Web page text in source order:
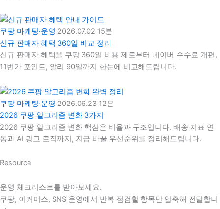
쿠팡 마케팅·운영 2026.07.02 15분
신규 판매자 혜택 360일 비교 정리
신규 판매자 혜택을 쿠팡 360일 비용 제로부터 네이버 수수료 개편,
11번가 포인트, 알리 90일까지 한눈에 비교해드립니다.
쿠팡 마케팅·운영 2026.06.23 12분
2026 쿠팡 알고리즘 변화 3가지
2026 쿠팡 알고리즘 변화 핵심은 비율과 구조입니다. 배송 지표 연
동과 AI 광고 로직까지, 지금 바꿀 우선순위를 정리해드립니다.
Resource
운영 체크리스트를 받아보세요.
쿠팡, 이커머스, SNS 운영에서 반복 점검할 항목만 압축해 전달합니